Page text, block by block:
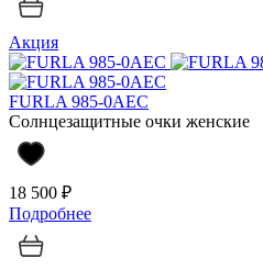
Акция
FURLA 985-0AEC
Солнцезащитные очки женские
18 500 ₽
Подробнее